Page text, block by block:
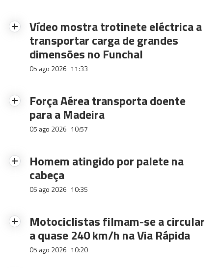
Vídeo mostra trotinete eléctrica a
transportar carga de grandes
dimensões no Funchal
05 ago 2026 11:33
Força Aérea transporta doente
para a Madeira
05 ago 2026 10:57
Homem atingido por palete na
cabeça
05 ago 2026 10:35
Motociclistas filmam-se a circular
a quase 240 km/h na Via Rápida
05 ago 2026 10:20